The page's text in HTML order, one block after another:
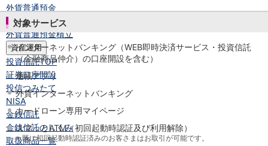
外貨普通預金
外貨定期預金
外貨普通預金積立
資産運用
投資信託TOP
証券口座開設
投信つみたて
NISA
金銭信託
金銭信託のしくみ
取扱商品一覧
対象サービス
インターネットバンキング（WEB即時決済サービス・投資信託
（金融商品仲介）の口座開設を含む）
通帳アプリ
外貨インターネットバンキング
カードローン専用マイページ
スマッとATM（初回起動時認証及び利用解除）
※既に初回起動時認証済みのお客さまはお取引が可能です。